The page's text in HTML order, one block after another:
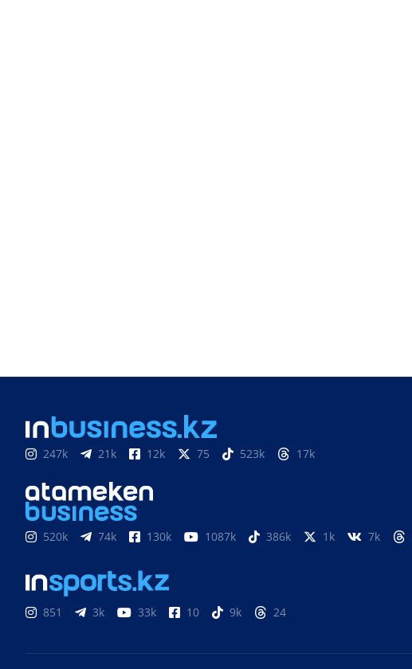
247k 21k 12k 75 523k 17k
520k 74k 130k 1087k 386k 1k 7k
851 3k 33k 10 9k 24